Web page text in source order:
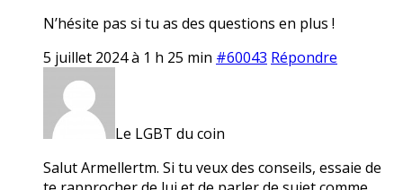
N’hésite pas si tu as des questions en plus !
5 juillet 2024 à 1 h 25 min #60043 Répondre
Le LGBT du coin
Salut Armellertm. Si tu veux des conseils, essaie de